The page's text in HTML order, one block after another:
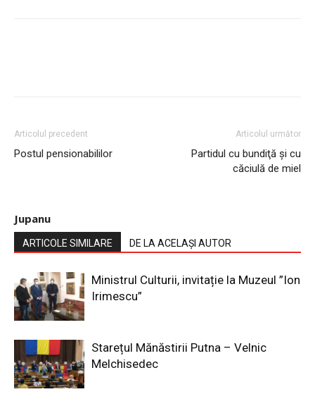
Articolul precedent
Postul pensionabililor
Articolul următor
Partidul cu bundiţă şi cu
căciulă de miel
Jupanu
ARTICOLE SIMILARE DE LA ACELAȘI AUTOR
Ministrul Culturii, invitație la Muzeul ”Ion
Irimescu”
Starețul Mănăstirii Putna – Velnic
Melchisedec